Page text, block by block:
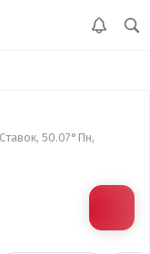
50.07°Пн,